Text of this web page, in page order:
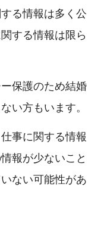
る情報は多く公
する情報は限ら
保護のため結婚
い方もいます。
事に関する情報
報が少ないこと
ない可能性があ